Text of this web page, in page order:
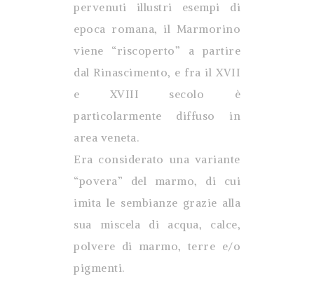
pervenuti illustri esempi di
epoca romana, il Marmorino
viene “riscoperto” a partire
dal Rinascimento, e fra il XVII
e XVIII secolo è
particolarmente diffuso in
area veneta.
Era considerato una variante
“povera” del marmo, di cui
imita le sembianze grazie alla
sua miscela di acqua, calce,
polvere di marmo, terre e/o
pigmenti.